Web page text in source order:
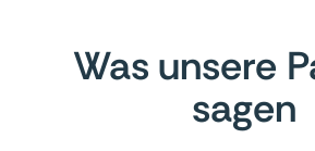
Was unsere
sagen